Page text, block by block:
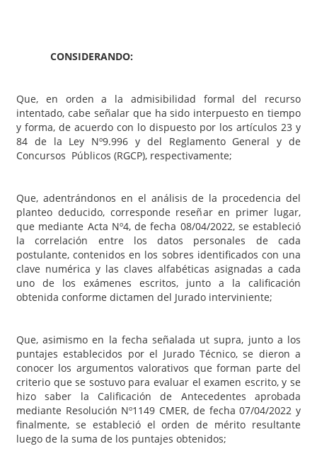
CONSIDERANDO:
Que, en orden a la admisibilidad formal del recurso
intentado, cabe señalar que ha sido interpuesto en tiempo
y forma, de acuerdo con lo dispuesto por los artículos 23 y
84 de la Ley Nº9.996 y del Reglamento General y de
Concursos Públicos (RGCP), respectivamente;
Que, adentrándonos en el análisis de la procedencia del
planteo deducido, corresponde reseñar en primer lugar,
que mediante Acta Nº4, de fecha 08/04/2022, se estableció
la correlación entre los datos personales de cada
postulante, contenidos en los sobres identificados con una
clave numérica y las claves alfabéticas asignadas a cada
uno de los exámenes escritos, junto a la calificación
obtenida conforme dictamen del Jurado interviniente;
Que, asimismo en la fecha señalada ut supra, junto a los
puntajes establecidos por el Jurado Técnico, se dieron a
conocer los argumentos valorativos que forman parte del
criterio que se sostuvo para evaluar el examen escrito, y se
hizo saber la Calificación de Antecedentes aprobada
mediante Resolución Nº1149 CMER, de fecha 07/04/2022 y
finalmente, se estableció el orden de mérito resultante
luego de la suma de los puntajes obtenidos;